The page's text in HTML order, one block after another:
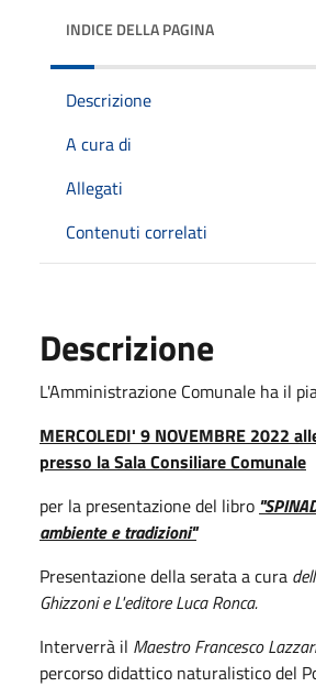
INDICE DELLA PAGINA
Descrizione
A cura di
Allegati
Contenuti correlati
Descrizione
L'Amministrazione Comunale ha il
MERCOLEDI' 9 NOVEMBRE 2022
presso la Sala Consiliare Comunale
per la presentazione del libro
ambiente e tradizioni"
Presentazione della serata a cura
Ghizzoni e L'editore Luca Ronca.
Interverrà il Maestro Francesco Lazzari
percorso didattico naturalistico del